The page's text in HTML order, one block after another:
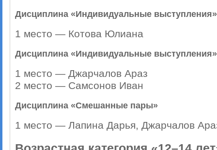
Дисциплина «Индивидуальные выступления»
1 место — Котова Юлиана
Дисциплина «Индивидуальные выступления»
1 место — Джарчалов Араз
2 место — Самсонов Иван
Дисциплина «Смешанные пары»
1 место — Лапина Дарья, Джарчалов